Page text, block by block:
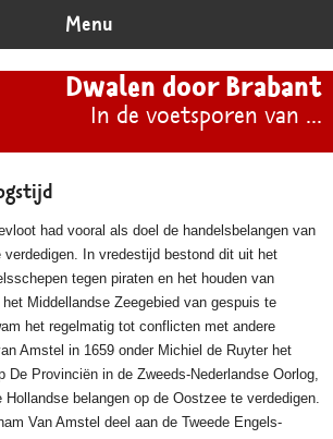
Menu
Dwalen door Brabant
In de voetsporen van ...
had vooral als doel de handelsbelangen van
verdedigen. In vredestijd bestond dit uit het
tegen piraten en het houden van
Middellandse Zeegebied van gespuis te
het regelmatig tot conflicten met andere
Amstel in 1659 onder Michiel de Ruyter het
De Provinciën in de Zweeds-Nederlandse Oorlog,
belangen op de Oostzee te verdedigen.
Van Amstel deel aan de Tweede Engels-